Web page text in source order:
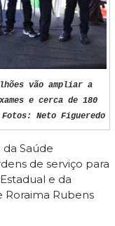
vão ampliar a
e cerca de 180
Neto Figueredo
Saúde
de serviço para
e da
Roraima Rubens